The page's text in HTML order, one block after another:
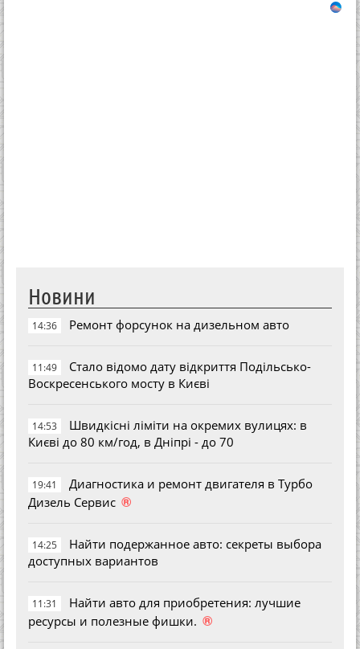
Новини
14:36 Ремонт форсунок на дизельном авто
11:49
Стало відомо дату відкриття Подільсько-
Воскресенського мосту в Києві
14:53
Швидкісні ліміти на окремих вулицях: в
Києві до 80 км/год, в Дніпрі - до 70
19:41
Диагностика и ремонт двигателя в Турбо
Дизель Сервис ®
14:25
Найти подержанное авто: секреты выбора
доступных вариантов
11:31
Найти авто для приобретения: лучшие
ресурсы и полезные фишки. ®